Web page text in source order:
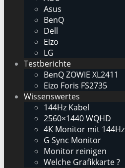
Asus
BenQ
Dell
Eizo
LG
Testberichte
BenQ ZOWIE XL2411
Eizo Foris FS2735
Wissenswertes
144Hz Kabel
2560×1440 WQHD
4K Monitor mit 144Hz
G Sync Monitor
Monitor reinigen
Welche Grafikkarte ?